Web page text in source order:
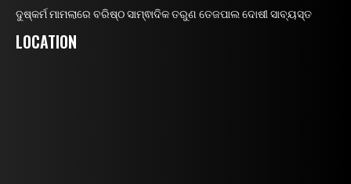
ଦୁଷ୍କର୍ମ ମାମଲାରେ ବରିଷ୍ଠ ସାମ୍ଵାଦିକ ତରୁଣ ତେଜପାଲ ଦୋଷୀ ସାବ୍ୟସ୍ତ
LOCATION